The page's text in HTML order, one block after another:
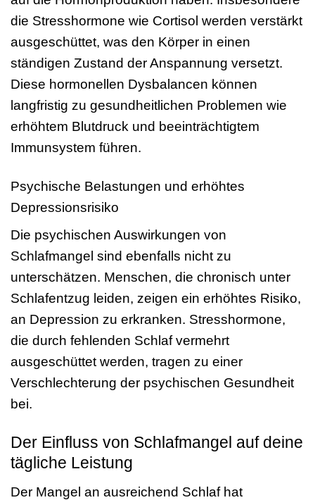
die Stresshormone wie Cortisol werden verstärkt
ausgeschüttet, was den Körper in einen
ständigen Zustand der Anspannung versetzt.
Diese hormonellen Dysbalancen können
langfristig zu gesundheitlichen Problemen wie
erhöhtem Blutdruck und beeinträchtigtem
Immunsystem führen.
Psychische Belastungen und erhöhtes
Depressionsrisiko
Die psychischen Auswirkungen von
Schlafmangel sind ebenfalls nicht zu
unterschätzen. Menschen, die chronisch unter
Schlafentzug leiden, zeigen ein erhöhtes Risiko,
an Depression zu erkranken. Stresshormone,
die durch fehlenden Schlaf vermehrt
ausgeschüttet werden, tragen zu einer
Verschlechterung der psychischen Gesundheit
bei.
Der Einfluss von Schlafmangel auf deine
tägliche Leistung
Der Mangel an ausreichend Schlaf hat